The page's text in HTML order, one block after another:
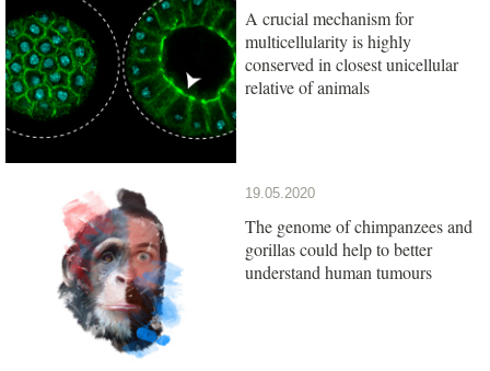
A crucial mechanism for
multicellularity is highly
conserved in closest unicellular
relative of animals
19.05.2020
The genome of chimpanzees and
gorillas could help to better
understand human tumours